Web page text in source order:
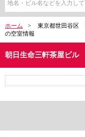
ホーム > 東京都世田谷区
の空室情報
朝日生命三軒茶屋ビル